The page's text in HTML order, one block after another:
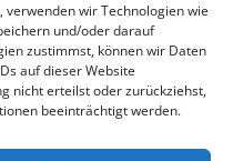
wir Technologien wie
und/oder darauf
zustimmst, können wir Daten
auf dieser Website
nicht erteilst oder zurückziehst,
beeinträchtigt werden.